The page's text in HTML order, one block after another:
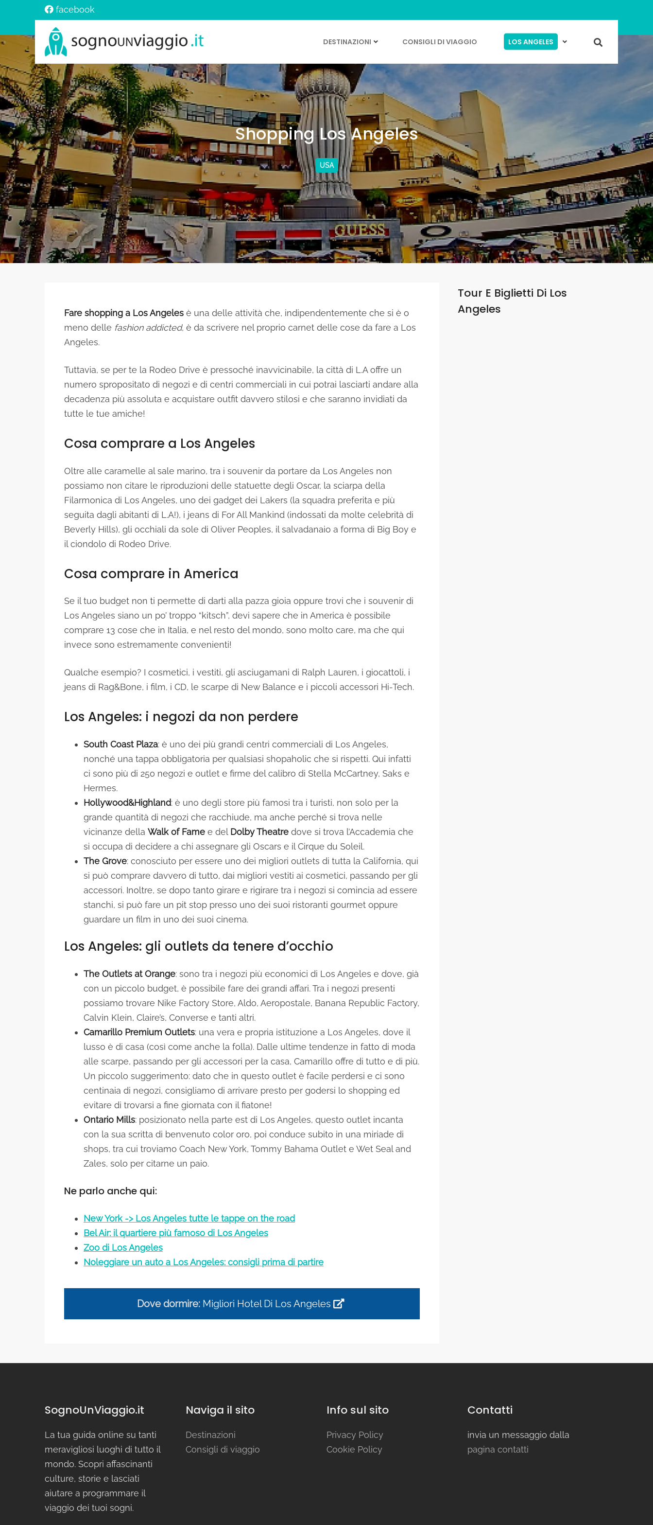
facebook
DESTINAZIONI CONSIGLI DI VIAGGIO LOS ANGELES
Shopping Los Angeles
USA
Fare shopping a Los Angeles è una delle attività che, indipendentemente che si è o
meno delle fashion addicted, è da scrivere nel proprio carnet delle cose da fare a Los
Angeles.
Tuttavia, se per te la Rodeo Drive è pressoché inavvicinabile, la città di L.A offre un
numero spropositato di negozi e di centri commerciali in cui potrai lasciarti andare alla
decadenza più assoluta e acquistare outfit davvero stilosi e che saranno invidiati da
tutte le tue amiche!
Cosa comprare a Los Angeles
Oltre alle caramelle al sale marino, tra i souvenir da portare da Los Angeles non
possiamo non citare le riproduzioni delle statuette degli Oscar, la sciarpa della
Filarmonica di Los Angeles, uno dei gadget dei Lakers (la squadra preferita e più
seguita dagli abitanti di L.A!), i jeans di For All Mankind (indossati da molte celebrità di
Beverly Hills), gli occhiali da sole di Oliver Peoples, il salvadanaio a forma di Big Boy e
il ciondolo di Rodeo Drive.
Cosa comprare in America
Se il tuo budget non ti permette di darti alla pazza gioia oppure trovi che i souvenir di
Los Angeles siano un po’ troppo “kitsch”, devi sapere che in America è possibile
comprare 13 cose che in Italia, e nel resto del mondo, sono molto care, ma che qui
invece sono estremamente convenienti!
Qualche esempio? I cosmetici, i vestiti, gli asciugamani di Ralph Lauren, i giocattoli, i
jeans di Rag&Bone, i film, i CD, le scarpe di New Balance e i piccoli accessori Hi-Tech.
Los Angeles: i negozi da non perdere
South Coast Plaza: è uno dei più grandi centri commerciali di Los Angeles,
nonché una tappa obbligatoria per qualsiasi shopaholic che si rispetti. Qui infatti
ci sono più di 250 negozi e outlet e firme del calibro di Stella McCartney, Saks e
Hermes.
Hollywood&Highland: è uno degli store più famosi tra i turisti, non solo per la
grande quantità di negozi che racchiude, ma anche perché si trova nelle
vicinanze della Walk of Fame e del Dolby Theatre dove si trova l’Accademia che
si occupa di decidere a chi assegnare gli Oscars e il Cirque du Soleil.
The Grove: conosciuto per essere uno dei migliori outlets di tutta la California, qui
si può comprare davvero di tutto, dai migliori vestiti ai cosmetici, passando per gli
accessori. Inoltre, se dopo tanto girare e rigirare tra i negozi si comincia ad essere
stanchi, si può fare un pit stop presso uno dei suoi ristoranti gourmet oppure
guardare un film in uno dei suoi cinema.
Los Angeles: gli outlets da tenere d’occhio
The Outlets at Orange: sono tra i negozi più economici di Los Angeles e dove, già
con un piccolo budget, è possibile fare dei grandi affari. Tra i negozi presenti
possiamo trovare Nike Factory Store, Aldo, Aeropostale, Banana Republic Factory,
Calvin Klein, Claire’s, Converse e tanti altri.
Camarillo Premium Outlets: una vera e propria istituzione a Los Angeles, dove il
lusso è di casa (così come anche la folla). Dalle ultime tendenze in fatto di moda
alle scarpe, passando per gli accessori per la casa, Camarillo offre di tutto e di più.
Un piccolo suggerimento: dato che in questo outlet è facile perdersi e ci sono
centinaia di negozi, consigliamo di arrivare presto per godersi lo shopping ed
evitare di trovarsi a fine giornata con il fiatone!
Ontario Mills: posizionato nella parte est di Los Angeles, questo outlet incanta
con la sua scritta di benvenuto color oro, poi conduce subito in una miriade di
shops, tra cui troviamo Coach New York, Tommy Bahama Outlet e Wet Seal and
Zales, solo per citarne un paio.
Ne parlo anche qui:
New York -> Los Angeles tutte le tappe on the road
Bel Air: il quartiere più famoso di Los Angeles
Zoo di Los Angeles
Noleggiare un auto a Los Angeles: consigli prima di partire
Dove dormire: Migliori Hotel Di Los Angeles
Tour E Biglietti Di Los
Angeles
SognoUnViaggio.it
La tua guida online su tanti
meravigliosi luoghi di tutto il
mondo. Scopri affascinanti
culture, storie e lasciati
aiutare a programmare il
viaggio dei tuoi sogni.
Naviga il sito
Destinazioni
Consigli di viaggio
Info sul sito
Privacy Policy
Cookie Policy
Contatti
invia un messaggio dalla
pagina contatti